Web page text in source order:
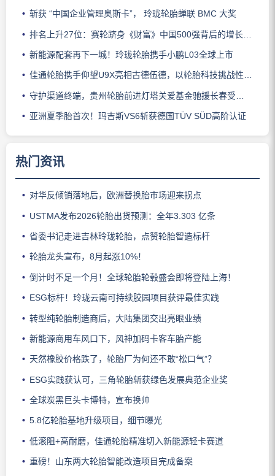
斩获 “中国企业管理奥斯卡”， 玲珑轮胎蝉联 BMC 大奖
排名上升27位：赛轮跻身《财富》中国500强背后的增长逻辑
新能源配套再下一城！玲珑轮胎携手小鹏L03全球上市
佳通轮胎携手仰望U9X亮相古德伍德，以轮胎科技挑战性能边界
守护渠道终端，贵州轮胎前进灯塔关爱基金驰援长春受灾门店
亚洲夏季胎首次！玛吉斯VS6斩获德国TÜV SÜD高阶认证
热门资讯
对华反倾销落地后，欧洲替换胎市场迎来拐点
USTMA发布2026轮胎出货预测：全年3.303 亿条
省委书记走进吉林玲珑轮胎，点赞轮胎智造标杆
轮胎龙头宣布，8月起涨10%！
倒计时不足一个月！全球轮胎轮毂盛会即将登陆上海！
ESG标杆！玲珑云南可持续胶园项目获评最佳实践
转型纯轮胎制造商后，大陆集团交出亮眼业绩
新能源商用车风口下，风神加码卡客车胎产能
天然橡胶价格跌了，轮胎厂为何还不敢“松口气”？
ESG实践获认可，三角轮胎斩获绿色发展典范企业奖
全球炭黑巨头卡博特，宣布换帅
5.8亿轮胎基地升级项目，细节曝光
低滚阻+高耐磨，佳通轮胎精准切入新能源轻卡赛道
重磅！山东两大轮胎智能改造项目完成备案